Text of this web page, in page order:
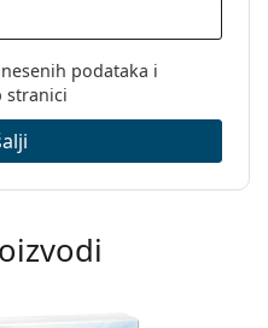
podataka i
stranici